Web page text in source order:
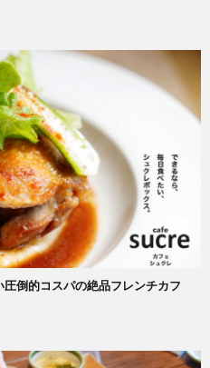
圧倒的コスパの絶品フレンチカフ